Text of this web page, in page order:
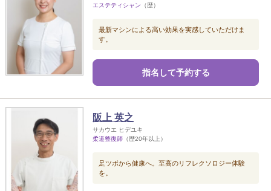
エステティシャン （歴）
最新マシンによる高い効果を実感していただけま
す。
指名して予約する
阪上 英之
サカウエ ヒデユキ
柔道整復師 （歴20年以上）
足ツボから健康へ。至高のリフレクソロジー体験
を。